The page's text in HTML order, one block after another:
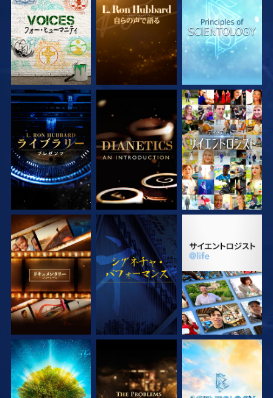
シリーズを探求 シリーズを探求 シリーズを探求
シリーズを探求 シリーズを探求 観る
シリーズを探求 観る シリーズを探求
シリーズを探求 シリーズを探求 シリーズを探求